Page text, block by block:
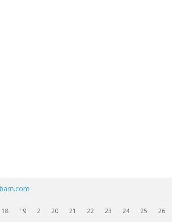
18 19 2 20 21 22 23 24 25 26